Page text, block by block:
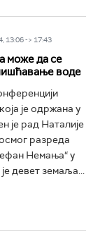
-> 17:43
може да се
воде
је одржана у
је рад Наталије
разреда
Немања“ у
девет земаља...